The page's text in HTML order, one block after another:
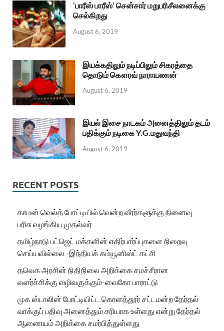
‘பாரீஸ் பாரீஸ்’ சென்சார் மறுபரிசீலனைக்கு
செல்கிறது
August 6, 2019
இயக்கதிலும் நடிப்பிலும் சிகரத்தை
தொடும் கௌரவ் நாராயணன்
August 6, 2019
இயல் இசை நாடகம் அனைத்திலும் தடம்
பதிக்கும் நடிகை Y.G.மதுவந்தி
August 6, 2019
RECENT POSTS
காமன் வெல்த் போட்டியில் வென்ற வீரர்களுக்கு நினைவு
பரிசு வழங்கிய முதல்வர்
தமிழ்நாடு பட்ஜெட் மக்களின் எதிர்பார்ப்புகளை நிறைவு
செய்யவில்லை -இந்தியக் கம்யூனிஸ்ட் கட்சி
தவெக அரசின் நிதிநிலை அறிக்கை சமச்சீரான
வளர்ச்சிக்கு வழிவகுக்கும்-வைகோ பாராட்டு
முக ஸ்டாலின் போட்டியிட்ட கொளத்தூர் சட்டமன்ற தேர்தல்
வாக்குப் பதிவு அனைத்தும் சரியாக உள்ளது என்று தேர்தல்
ஆணையம் அறிக்கை சமர்பித்துள்ளது